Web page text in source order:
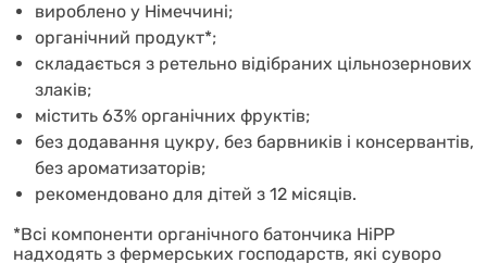
вироблено у Німеччині;
органічний продукт*;
складається з ретельно відібраних цільнозернових
злаків;
містить 63% органічних фруктів;
без додавання цукру, без барвників і консервантів,
без ароматизаторів;
рекомендовано для дітей з 12 місяців.
*Всі компоненти органічного батончика HiPP
надходять з фермерських господарств, які суворо